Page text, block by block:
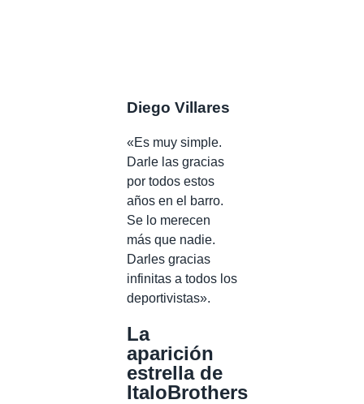
Diego Villares
«Es muy simple.
Darle las gracias
por todos estos
años en el barro.
Se lo merecen
más que nadie.
Darles gracias
infinitas a todos los
deportivistas».
La
aparición
estrella de
ItaloBrothers